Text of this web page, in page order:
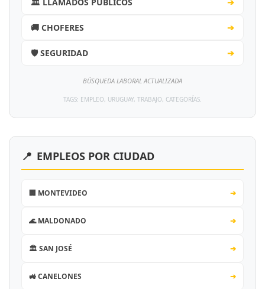
🚚 CHOFERES ➔
🛡️ SEGURIDAD ➔
BÚSQUEDA LABORAL ACTUALIZADA
TAGS: EMPLEO, URUGUAY, TRABAJO, CATEGORÍAS.
📍 EMPLEOS POR CIUDAD
🏢 MONTEVIDEO ➔
🌊 MALDONADO ➔
🏛️ SAN JOSÉ ➔
🚜 CANELONES ➔